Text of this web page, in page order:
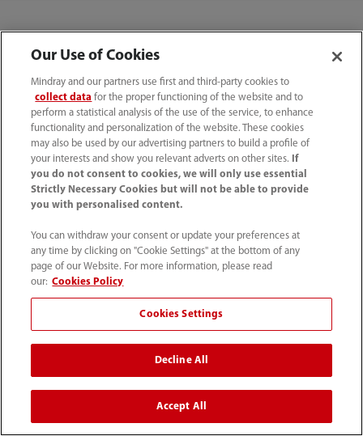
Transducers
C5-1s
C6-2Gs
Our Use of Cookies
Mindray and our partners use first and third-party cookies to
collect data for the proper functioning of the website and to
perform a statistical analysis of the use of the service, to enhance
functionality and personalization of the website. These cookies
may also be used by our advertising partners to build a profile of
your interests and show you relevant adverts on other sites.
If
you do not consent to cookies, we will only use essential
Strictly Necessary Cookies but will not be able to provide
you with personalised content.
You can withdraw your consent or update your preferences at
any time by clicking on "Cookie Settings" at the bottom of any
page of our Website. For more information, please read
our: Cookies Policy
Cookies Settings
Decline All
Accept All